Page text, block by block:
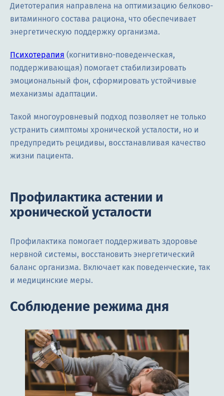
Диетотерапия направлена на оптимизацию белково-
витаминного состава рациона, что обеспечивает
энергетическую поддержку организма.
Психотерапия (когнитивно-поведенческая,
поддерживающая) помогает стабилизировать
эмоциональный фон, сформировать устойчивые
механизмы адаптации.
Такой многоуровневый подход позволяет не только
устранить симптомы хронической усталости, но и
предупредить рецидивы, восстанавливая качество
жизни пациента.
Профилактика астении и
хронической усталости
Профилактика помогает поддерживать здоровье
нервной системы, восстановить энергетический
баланс организма. Включает как поведенческие, так
и медицинские меры.
Соблюдение режима дня